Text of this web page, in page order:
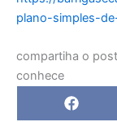
plano-simples-
compartiha o
conhece
Share
F